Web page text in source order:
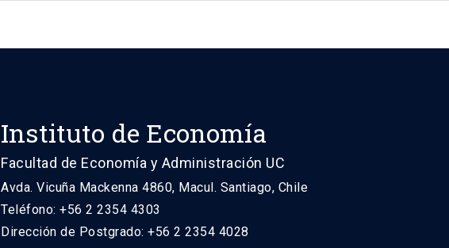
Instituto de Economía
Facultad de Economía y Administración UC
Avda. Vicuña Mackenna 4860, Macul. Santiago, Chile
Teléfono: +56 2 2354 4303
Dirección de Postgrado: +56 2 2354 4028